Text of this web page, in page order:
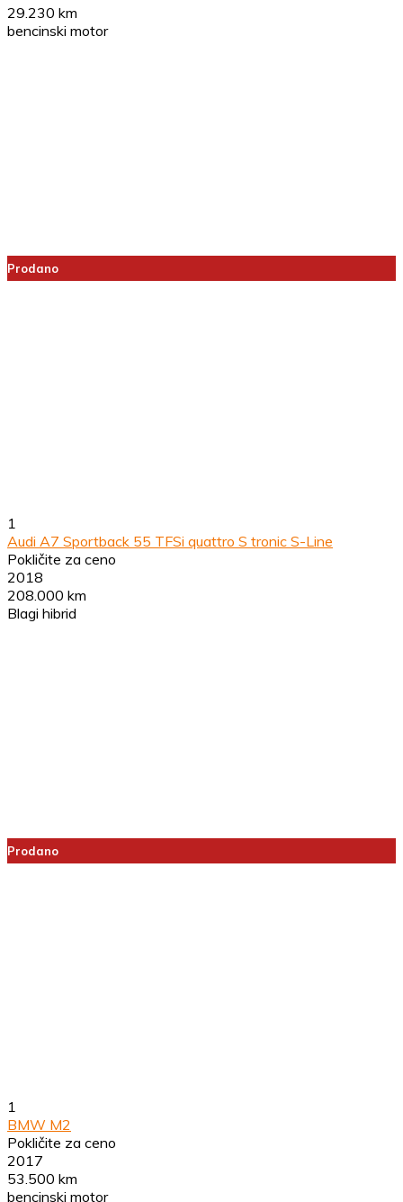
29.230 km
bencinski motor
Prodano
1
Audi A7 Sportback 55 TFSi quattro S tronic S-Line
Pokličite za ceno
2018
208.000 km
Blagi hibrid
Prodano
1
BMW M2
Pokličite za ceno
2017
53.500 km
bencinski motor